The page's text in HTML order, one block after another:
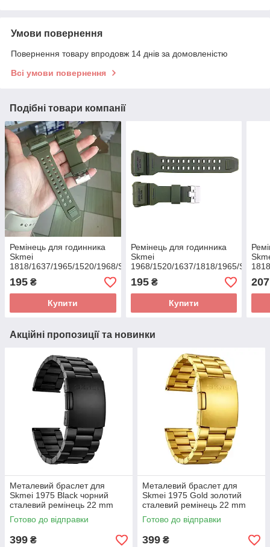
Умови повернення
Повернення товару впродовж 14 днів за домовленістю
Всі умови повернення
Подібні товари компанії
Ремінець для годинника
Skmei
1818/1637/1965/1520/1968/S231,
Patriot, Awarder
001/002/003/004 Army
green
195 ₴
Купити
Ремінець для годинника
Skmei
1968/1520/1637/1818/1965/S231,
Patriot 001/002/003/004
Army Green
195₴
Купити
207
Акційні пропозиції та новинки
Металевий браслет для
Skmei 1975 Black чорний
сталевий ремінець 22 mm
Готово до відправки
399 ₴
Металевий браслет для
Skmei 1975 Gold золотий
сталевий ремінець 22 mm
Готово до відправки
399 ₴